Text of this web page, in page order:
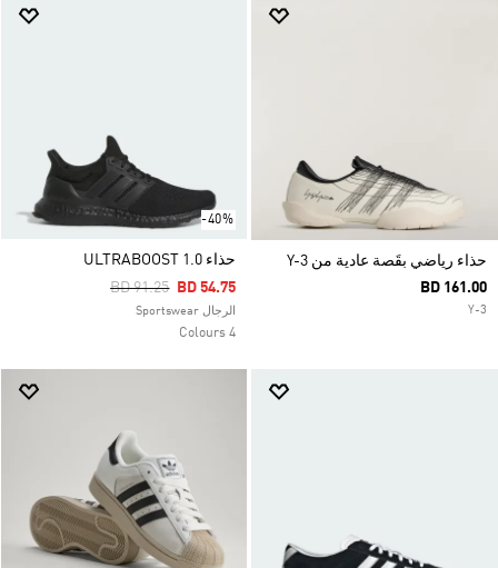
حذاء رياضي بقَصة عادية من Y-3
BD 161.00
Y-3
-40%
حذاء ULTRABOOST 1.0
Price Reduced From
BD 91.25ToBD 54.75
الرجال Sportswear
4 Colours